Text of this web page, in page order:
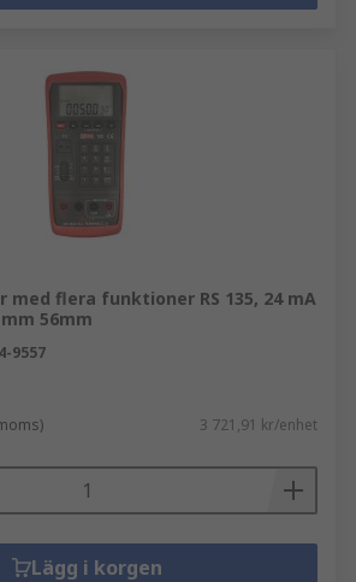
med flera funktioner RS 135, 24 mA
56mm
9557
3 721,91 kr/enhet
Lägg i korgen